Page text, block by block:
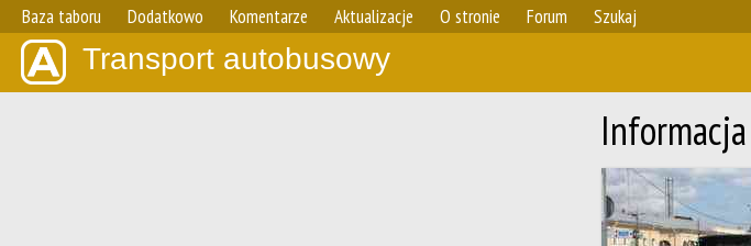
Baza taboru Dodatkowo Komentarze Aktualizacje O stronie Forum Szukaj
Transport autobusowy